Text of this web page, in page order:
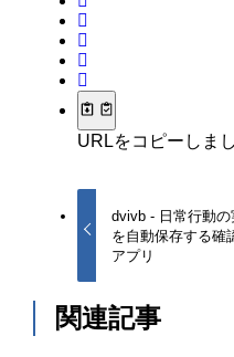
URLをコピーしま
dvivb - 日常行動の
を自動保存する確
アプリ
関連記事